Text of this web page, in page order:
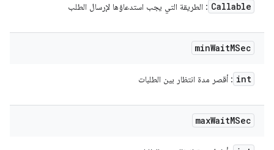
Callable : الطريقة التي يجب استدعاؤها لإرسال الطلب
minWaitMSec
int : أقصر مدة انتظار بين الطلبات
maxWaitMSec